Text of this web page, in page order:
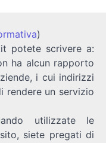
)
potete scrivere a:
ha alcun rapporto
i cui indirizzi
rendere un servizio
utilizzate le
siete pregati di